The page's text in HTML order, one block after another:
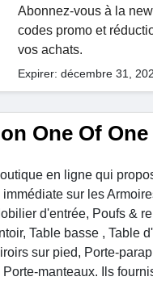
Abonnez-vous à la
codes promo et
vos achats.
Expirer: décembre 31,
One Of
en ligne qui
sur les
d'entrée, Poufs &
Table basse , Table
sur pied, Porte-
manteaux. Ils